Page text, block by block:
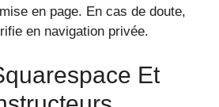
en page. En cas de doute,
en navigation privée.
Et